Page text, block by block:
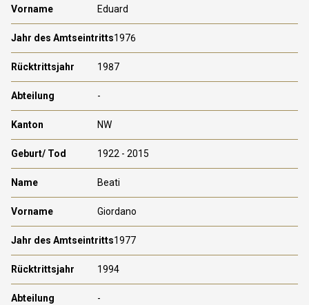
Eduard
1976
1987
-
NW
1922 - 2015
Beati
Giordano
1977
1994
-